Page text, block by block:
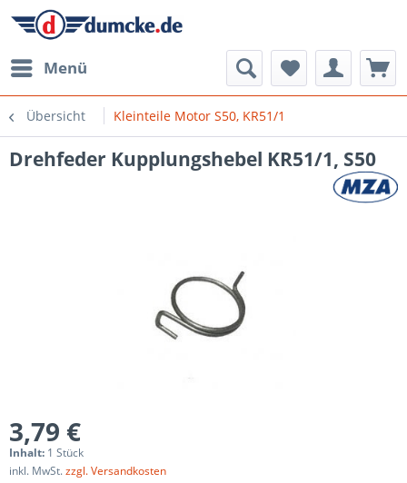
Menü
Übersicht Kleinteile Motor S50, KR51/1
Drehfeder Kupplungshebel KR51/1, S50
3,79 €
Inhalt: 1 Stück
inkl. MwSt.zzgl. Versandkosten